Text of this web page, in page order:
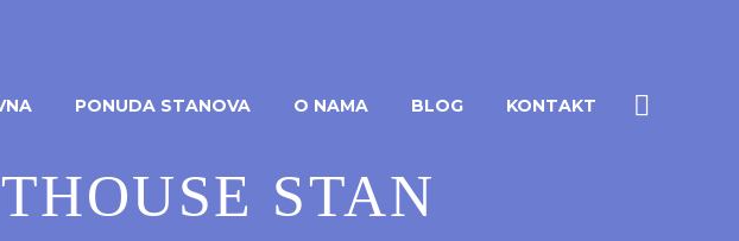
PONUDA STANOVA O NAMA BLOG KONTAKT
STAN